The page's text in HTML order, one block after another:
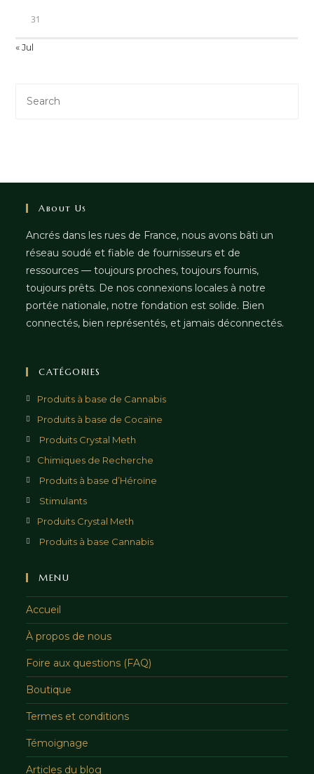
31
« Jul
About Us
Ancrés dans les rues de France, nous avons bâti un
réseau soudé et fiable de fournisseurs et de
ressources — toujours proches, toujours fournis,
toujours prêts. De nos connexions locales à notre
portée nationale, notre fondation est solide. Bien
connectés, bien représentés, et jamais déconnectés.
CATÉGORIES
Produits à base de Cannabis
Produits à base de Cocaïne
Produits Crystal Meth
Chimiques de Recherche
Produits à base d’Héroïne
Stimulants
Produits Crystal Meth
Produits à base Cannabis
MENU
Accueil
À propos de nous
Foire aux questions (FAQ)
Boutique
Termes et conditions
Témoignage
Articles du blog